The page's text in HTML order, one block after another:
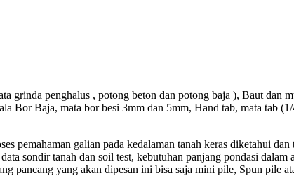
grinda penghalus , potong beton dan potong baja ), Baut
Bor Baja, mata bor besi 3mm dan 5mm, Hand tab, mata tab
pemahaman galian pada kedalaman tanah keras diketahui
sondir tanah dan soil test, kebutuhan panjang pondasi
pancang yang akan dipesan ini bisa saja mini pile, Spun pile